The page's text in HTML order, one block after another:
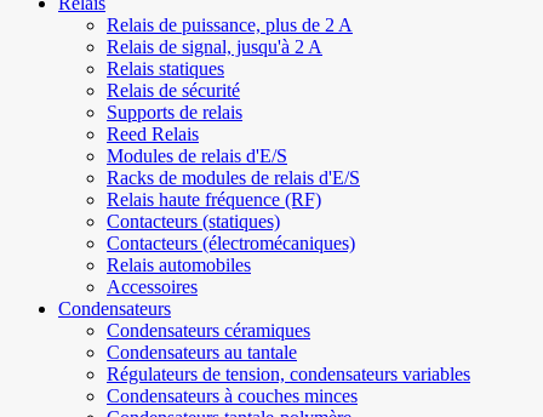
Relais de puissance, plus de 2 A
Relais de signal, jusqu'à 2 A
Relais statiques
Relais de sécurité
Supports de relais
Reed Relais
Modules de relais d'E/S
Racks de modules de relais d'E/S
Relais haute fréquence (RF)
Contacteurs (statiques)
Contacteurs (électromécaniques)
Relais automobiles
Accessoires
Condensateurs
Condensateurs céramiques
Condensateurs au tantale
Régulateurs de tension, condensateurs variables
Condensateurs à couches minces